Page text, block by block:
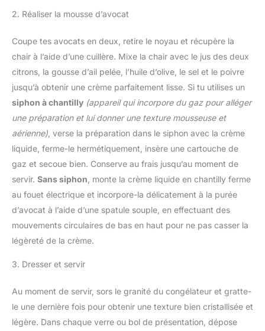
2. Réaliser la mousse d’avocat
Coupe tes avocats en deux, retire le noyau et récupère la
chair à l’aide d’une cuillère. Mixe la chair avec le jus des deux
citrons, la gousse d’ail pelée, l’huile d’olive, le sel et le poivre
jusqu’à obtenir une crème parfaitement lisse. Si tu utilises un
siphon à chantilly (appareil qui incorpore du gaz pour alléger
une préparation et lui donner une texture mousseuse et
aérienne) , verse la préparation dans le siphon avec la crème
liquide, ferme-le hermétiquement, insère une cartouche de
gaz et secoue bien. Conserve au frais jusqu’au moment de
servir. Sans siphon , monte la crème liquide en chantilly ferme
au fouet électrique et incorpore-la délicatement à la purée
d’avocat à l’aide d’une spatule souple, en effectuant des
mouvements circulaires de bas en haut pour ne pas casser la
légèreté de la crème.
3. Dresser et servir
Au moment de servir, sors le granité du congélateur et gratte-
le une dernière fois pour obtenir une texture bien cristallisée et
légère. Dans chaque verre ou bol de présentation, dépose